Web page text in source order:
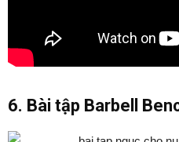
6. Bài tập Barbell